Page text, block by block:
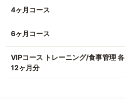
4ヶ月コース
6ヶ月コース
VIPコース トレーニング/食事管理 各
12ヶ月分